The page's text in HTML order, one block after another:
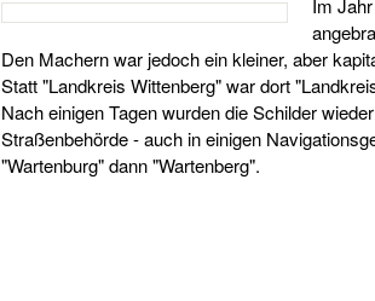
Im
Den Machern war jedoch ein kleiner, aber
Statt "Landkreis Wittenberg" war dort
Nach einigen Tagen wurden die Schilder
Straßenbehörde - auch in einigen
"Wartenburg" dann "Wartenberg".